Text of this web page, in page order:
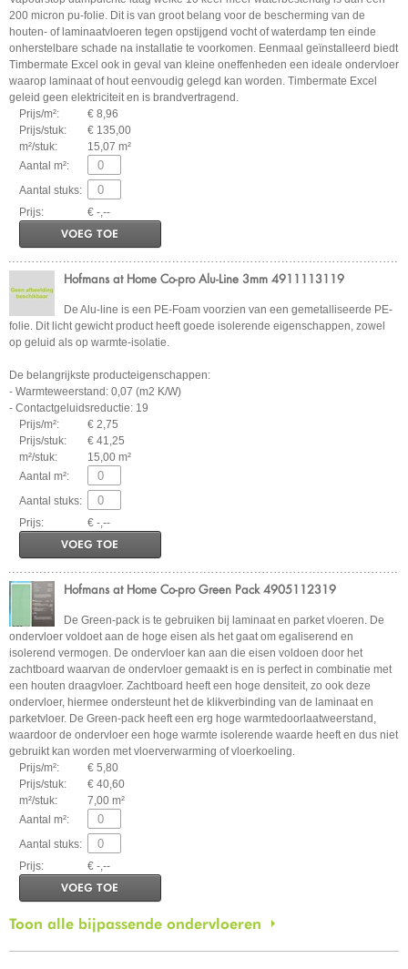
200 micron pu-folie. Dit is van groot belang voor de bescherming van de
houten- of laminaatvloeren tegen opstijgend vocht of waterdamp ten einde
onherstelbare schade na installatie te voorkomen. Eenmaal geïnstalleerd biedt
Timbermate Excel ook in geval van kleine oneffenheden een ideale ondervloer
waarop laminaat of hout eenvoudig gelegd kan worden. Timbermate Excel
geleid geen elektriciteit en is brandvertragend.
Prijs/m²:
€ 8,96
Prijs/stuk:
€ 135,00
m²/stuk:
15,07 m²
Aantal m²:
Aantal stuks:
Prijs:
€ -,--
VOEG TOE
Hofmans at Home Co-pro Alu-Line 3mm 4911113119
De Alu-line is een PE-Foam voorzien van een gemetalliseerde PE-
folie. Dit licht gewicht product heeft goede isolerende eigenschappen, zowel
op geluid als op warmte-isolatie.
De belangrijkste producteigenschappen:
- Warmteweerstand: 0,07 (m2 K/W)
- Contactgeluidsreductie: 19
Prijs/m²:
€ 2,75
Prijs/stuk:
€ 41,25
m²/stuk:
15,00 m²
Aantal m²:
Aantal stuks:
Prijs:
€ -,--
VOEG TOE
Hofmans at Home Co-pro Green Pack 4905112319
De Green-pack is te gebruiken bij laminaat en parket vloeren. De
ondervloer voldoet aan de hoge eisen als het gaat om egaliserend en
isolerend vermogen. De ondervloer kan aan die eisen voldoen door het
zachtboard waarvan de ondervloer gemaakt is en is perfect in combinatie met
een houten draagvloer. Zachtboard heeft een hoge densiteit, zo ook deze
ondervloer, hiermee ondersteunt het de klikverbinding van de laminaat en
parketvloer. De Green-pack heeft een erg hoge warmtedoorlaatweerstand,
waardoor de ondervloer een hoge warmte isolerende waarde heeft en dus niet
gebruikt kan worden met vloerverwarming of vloerkoeling.
Prijs/m²:
€ 5,80
Prijs/stuk:
€ 40,60
m²/stuk:
7,00 m²
Aantal m²:
Aantal stuks:
Prijs:
€ -,--
VOEG TOE
Toon alle bijpassende ondervloeren